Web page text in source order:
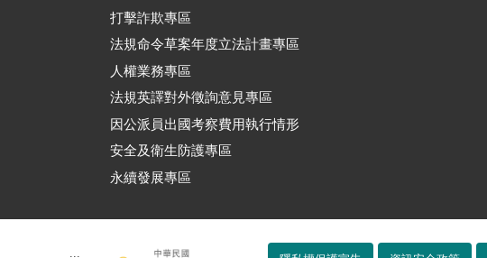
打擊詐欺專區
法規命令草案年度立法計畫專區
人權業務專區
法規英譯對外徵詢意見專區
因公派員出國考察費用執行情形
安全及衛生防護專區
永續發展專區